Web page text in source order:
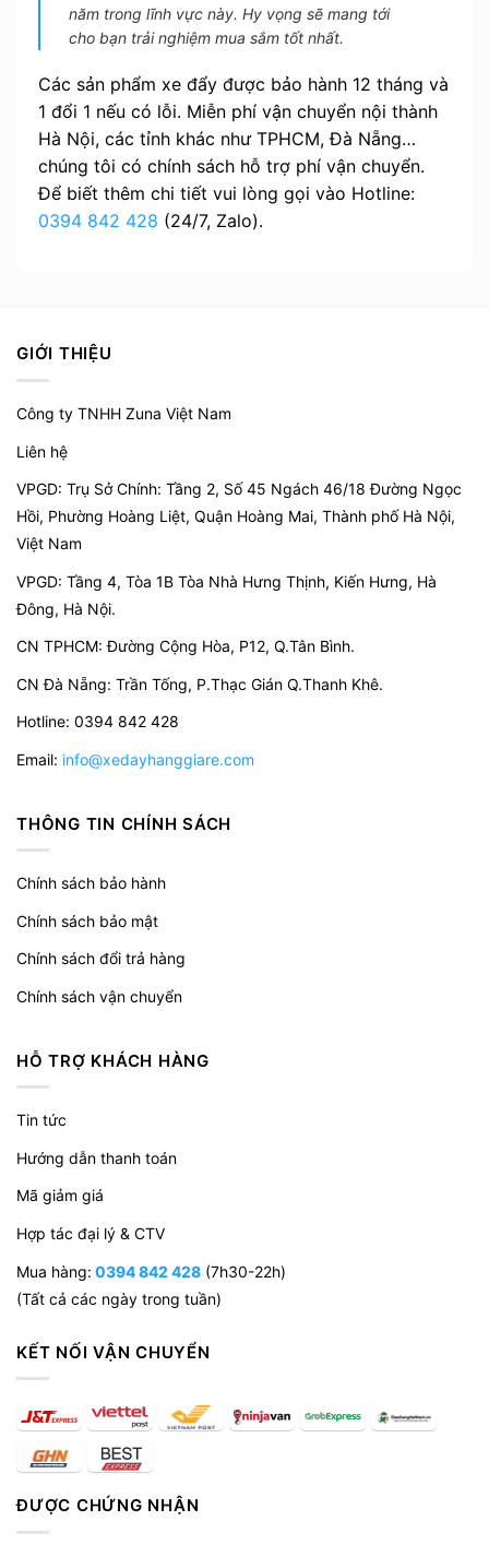
năm trong lĩnh vực này. Hy vọng sẽ mang tới
cho bạn trải nghiệm mua sắm tốt nhất.
Các sản phẩm xe đẩy được bảo hành 12 tháng và
1 đổi 1 nếu có lỗi. Miễn phí vận chuyển nội thành
Hà Nội, các tỉnh khác như TPHCM, Đà Nẵng…
chúng tôi có chính sách hỗ trợ phí vận chuyển.
Để biết thêm chi tiết vui lòng gọi vào Hotline:
0394 842 428 (24/7, Zalo).
GIỚI THIỆU
Công ty TNHH Zuna Việt Nam
Liên hệ
VPGD: Trụ Sở Chính: Tầng 2, Số 45 Ngách 46/18 Đường Ngọc
Hồi, Phường Hoàng Liệt, Quận Hoàng Mai, Thành phố Hà Nội,
Việt Nam
VPGD: Tầng 4, Tòa 1B Tòa Nhà Hưng Thịnh, Kiến Hưng, Hà
Đông, Hà Nội.
CN TPHCM: Đường Cộng Hòa, P12, Q.Tân Bình.
CN Đà Nẵng: Trần Tống, P.Thạc Gián Q.Thanh Khê.
Hotline: 0394 842 428
Email: info@xedayhanggiare.com
THÔNG TIN CHÍNH SÁCH
Chính sách bảo hành
Chính sách bảo mật
Chính sách đổi trả hàng
Chính sách vận chuyển
HỖ TRỢ KHÁCH HÀNG
Tin tức
Hướng dẫn thanh toán
Mã giảm giá
Hợp tác đại lý & CTV
Mua hàng: 0394 842 428 (7h30-22h)
(Tất cả các ngày trong tuần)
KẾT NỐI VẬN CHUYỂN
ĐƯỢC CHỨNG NHẬN